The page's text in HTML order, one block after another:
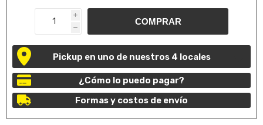
i
h
Pickup en uno de nuestros 4 locales
¿Cómo lo puedo pagar?
Formas y costos de envío